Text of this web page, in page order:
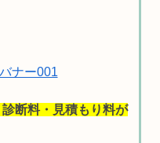
断料・見積もり料が